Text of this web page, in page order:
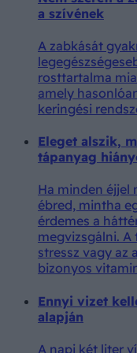
a szívének
A zabkását
rosttartalma
amely
keringési
Eleget alszik,
tápanyag
Ha minden éjjel
ébred, mintha
érdemes a
megvizsgálni.
stressz vagy az
bizonyos
Ennyi vizet
alapján
A napi két liter